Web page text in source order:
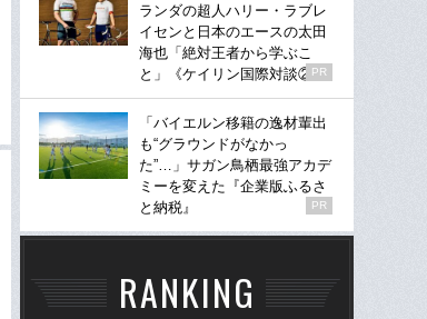
ランダの超人ハリー・ラブレ
イセンと日本のエースの太田
海也「絶対王者から学ぶこ
と」《ケイリン国際対談②》
PR
「バイエルン移籍の逸材輩出
も“グラウンドがなかっ
た”…」サガン鳥栖最強アカデ
ミーを変えた『企業版ふるさ
と納税』
PR
RANKING